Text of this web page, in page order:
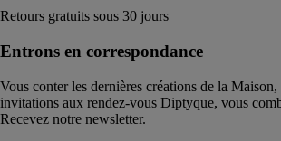
Retours gratuits sous 30 jours
Entrons en correspondance​
Vous conter les dernières créations de la
invitations aux rendez-vous Diptyque, vous
Recevez notre newsletter.